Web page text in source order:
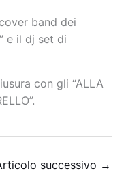
band dei
e il dj set di
con gli “ALLA
successivo →